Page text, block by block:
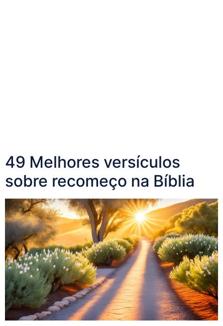
49 Melhores versículos
sobre recomeço na Bíblia